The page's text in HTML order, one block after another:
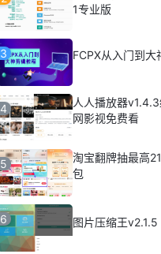
1专业版
3
FCPX从入门到大
4
人人播放器
网影视免费看
5
淘宝翻牌抽最高
包
6
图片压缩王v2.1.5